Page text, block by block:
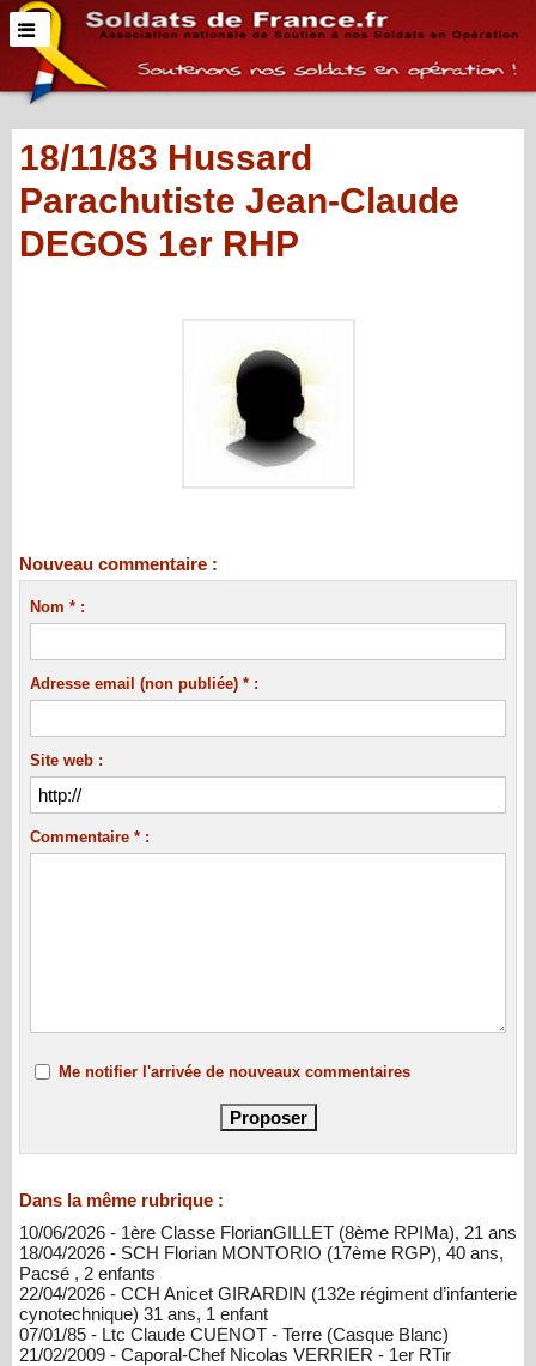
18/11/83 Hussard
Parachutiste Jean-Claude
DEGOS 1er RHP
Nouveau commentaire :
Nom * :
Adresse email (non publiée) * :
Site web :
Commentaire * :
Me notifier l'arrivée de nouveaux commentaires
Dans la même rubrique :
10/06/2026 - 1ère Classe FlorianGILLET (8ème RPIMa), 21 ans
18/04/2026 - SCH Florian MONTORIO (17ème RGP), 40 ans,
Pacsé , 2 enfants
22/04/2026 - CCH Anicet GIRARDIN (132e régiment d’infanterie
cynotechnique) 31 ans, 1 enfant
07/01/85 - Ltc Claude CUENOT - Terre (Casque Blanc)
21/02/2009 - Caporal-Chef Nicolas VERRIER - 1er RTir